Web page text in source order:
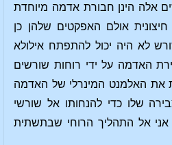
אלה הינן חבורת אדמה מיוחדת
אולם האפקטים שלהן כן
לא היה יכול להתפתח אילולא
האדמה על ידי רוחות שורשים
את האלמנט המינרלי של האדמה
שלו כדי להנחותו אל שורשי
אל התהליך הרוחי שבתשתית